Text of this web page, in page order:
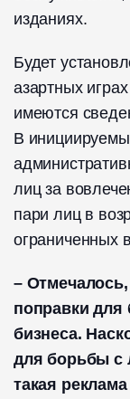
изданиях.
Будет
азартных
имеются
В
лиц за
пари лиц в
ограниченных
–
поправки для
бизнеса.
для борьбы с
такая